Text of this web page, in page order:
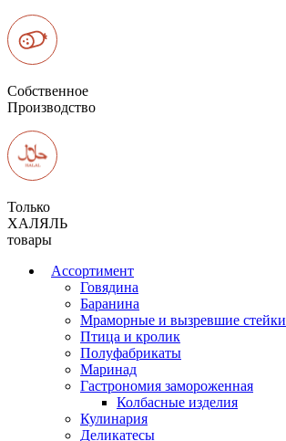
Собственное
Производство
Только
ХАЛЯЛЬ
товары
Ассортимент
Говядина
Баранина
Мраморные и вызревшие стейки
Птица и кролик
Полуфабрикаты
Маринад
Гастрономия замороженная
Колбасные изделия
Кулинария
Деликатесы